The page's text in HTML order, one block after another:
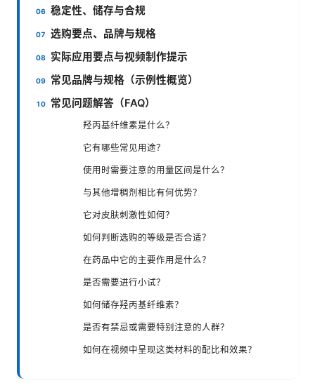
稳定性、储存与合规
选购要点、品牌与规格
实际应用要点与视频制作提示
常见品牌与规格（示例性概览）
常见问题解答（FAQ）
羟丙基纤维素是什么？
它有哪些常见用途？
使用时需要注意的用量区间是什么？
与其他增稠剂相比有何优势？
它对皮肤刺激性如何？
如何判断选购的等级是否合适？
在药品中它的主要作用是什么？
是否需要进行小试？
如何储存羟丙基纤维素？
是否有禁忌或需要特别注意的人群？
如何在视频中呈现这类材料的配比和效果？